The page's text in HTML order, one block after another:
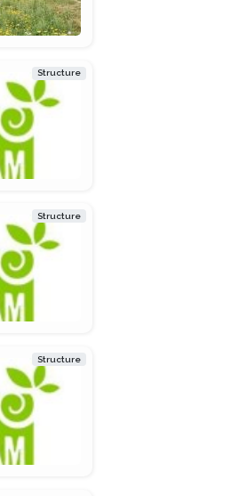
Structure
Structure
Structure